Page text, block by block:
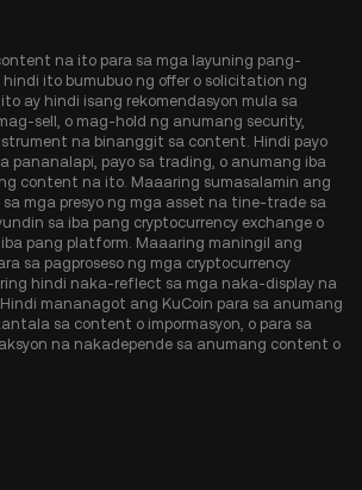
na ito para sa mga layuning pang-
ito bumubuo ng offer o solicitation ng
ay hindi isang rekomendasyon mula sa
sell, o mag-hold ng anumang security,
na binanggit sa content. Hindi payo
pananalapi, payo sa trading, o anumang iba
content na ito. Maaaring sumasalamin ang
mga presyo ng mga asset na tine-trade sa
sa iba pang cryptocurrency exchange o
pang platform. Maaaring maningil ang
sa pagproseso ng mga cryptocurrency
hindi naka-reflect sa mga naka-display na
Hindi mananagot ang KuCoin para sa anumang
sa content o impormasyon, o para sa
na nakadepende sa anumang content o